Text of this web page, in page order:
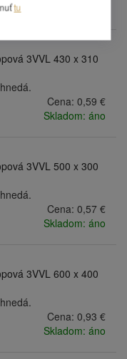
3VVL 430 x 310
Cena: 0,59 €
Skladom: áno
3VVL 500 x 300
Cena: 0,57 €
Skladom: áno
3VVL 600 x 400
Cena: 0,93 €
Skladom: áno
tu